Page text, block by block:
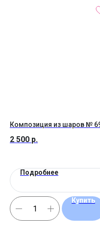
Композиция из шаров №
2 500 р.
Подробнее
Купить